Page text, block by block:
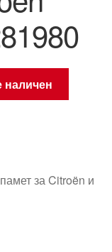
наличен
за Citroën и